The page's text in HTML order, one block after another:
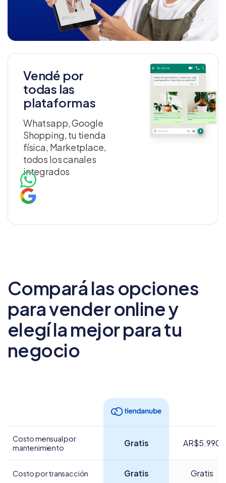
Vendé por
todas las
plataformas
Whatsapp, Google
Shopping, tu tienda
física, Marketplace,
todos los canales
integrados
Compará las opciones
para vender onliney
elegí la mejor para tu
negocio
Costo mensual por
mantenimiento
Gratis AR$5.990
Costo por transacción Gratis Gratis